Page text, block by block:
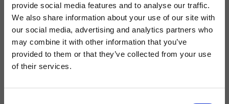
provide social media features and to analyse our traffic.
We also share information about your use of our site with
our social media, advertising and analytics partners who
may combine it with other information that you’ve
provided to them or that they’ve collected from your use
of their services.
Tieniti aggiornato
Non perdere le novità di Ripani, iscriviti alla newsletter!